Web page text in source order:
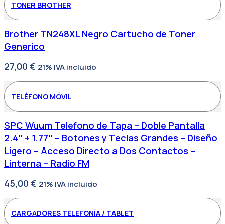
TONER BROTHER
Brother TN248XL Negro Cartucho de Toner
Generico
27,00 € 21% IVA incluido
TELÉFONO MÓVIL
SPC Wuum Telefono de Tapa – Doble Pantalla
2.4″ + 1.77″ – Botones y Teclas Grandes – Diseño
Ligero – Acceso Directo a Dos Contactos –
Linterna – Radio FM
45,00 € 21% IVA incluido
CARGADORES TELEFONÍA / TABLET